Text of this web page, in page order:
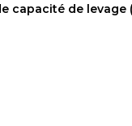
capacité de levage